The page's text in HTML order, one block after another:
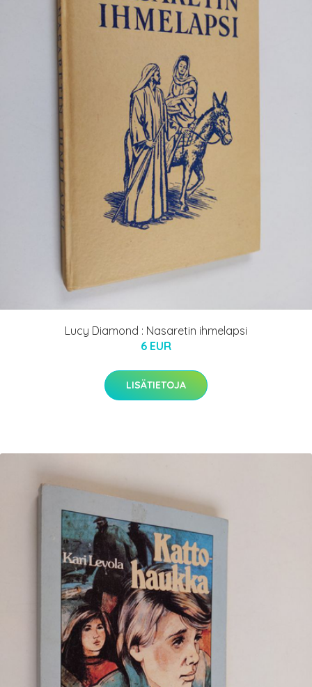
Lucy Diamond : Nasaretin ihmelapsi
6 EUR
LISÄTIETOJA